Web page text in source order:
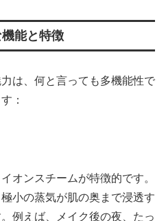
能と特徴
は、何と言っても多機能性で
：
オンスチームが特徴的です。
小の蒸気が肌の奥まで浸透す
例えば、メイク後の夜、たっ